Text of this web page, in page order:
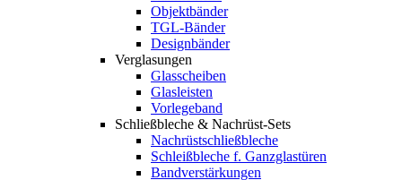
Objektbänder
TGL-Bänder
Designbänder
Verglasungen
Glasscheiben
Glasleisten
Vorlegeband
Schließbleche & Nachrüst-Sets
Nachrüstschließbleche
Schleißbleche f. Ganzglastüren
Bandverstärkungen